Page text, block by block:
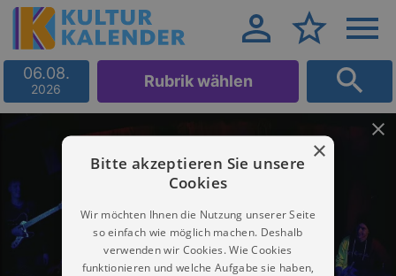
06.08.
2026 Rubrik wählen
×
Bitte akzeptieren Sie unsere
Cookies
Wir möchten Ihnen die Nutzung unserer Seite
so einfach wie möglich machen. Deshalb
verwenden wir Cookies. Wie Cookies
funktionieren und welche Aufgabe sie haben,